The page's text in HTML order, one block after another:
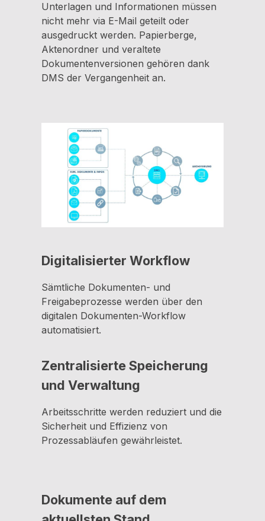
Unterlagen und Informationen müssen
nicht mehr via E-Mail geteilt oder
ausgedruckt werden. Papierberge,
Aktenordner und veraltete
Dokumentenversionen gehören dank
DMS der Vergangenheit an.
Digitalisierter Workflow
Sämtliche Dokumenten- und
Freigabeprozesse werden über den
digitalen Dokumenten-Workflow
automatisiert.
Zentralisierte Speicherung
und Verwaltung
Arbeitsschritte werden reduziert und die
Sicherheit und Effizienz von
Prozessabläufen gewährleistet.
Dokumente auf dem